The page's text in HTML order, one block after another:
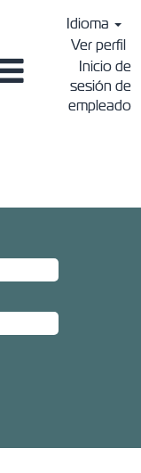
Idioma
Ver perfil
Inicio de
sesión de
empleado